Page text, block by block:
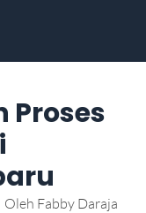
Proses
Oleh Fabby Daraja